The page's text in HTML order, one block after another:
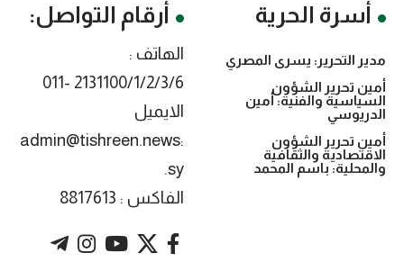
أسرة الحرية
مدير التحرير: يسرى المصري
أمين تحرير الشؤون
السياسية والفنية: أمين
الدريوسي
أمين تحرير الشؤون
الاقتصادية والثقافية
والمحلية: باسم المحمد
أرقام التواصل:
الهاتف :
2131100/1/2/3/6 -011
الايميل
:admin@tishreen.news
.sy
الفاكس : 8817613